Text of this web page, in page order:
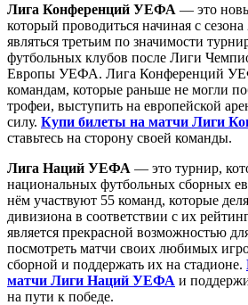
Лига Конференций УЕФА — это
который проводиться начиная с
являться третьим по значимости
футбольных клубов после Лиги
Европы УЕФА. Лига Конференций
командам, которые раньше не могли
трофеи, выступить на европейской
силу. Купи билеты на матчи Лиги
ставьтесь на сторону своей команды.
Лига Наций УЕФА — это турнир,
национальных футбольных сборных
нём участвуют 55 команд, которые
дивизиона в соответствии с их
является прекрасной возможностью
посмотреть матчи своих любимых
сборной и поддержать их на стадионе.
матчи Лиги Наций УЕФА и
на пути к победе.